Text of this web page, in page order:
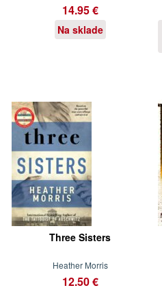
14.95 €
Na sklade
Three Sisters
Heather Morris
12.50 €